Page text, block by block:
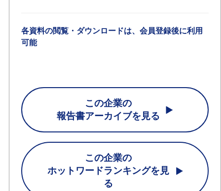
各資料の閲覧・ダウンロードは、会員登録後に利用
可能
この企業の
報告書アーカイブを見る
この企業の
ホットワードランキングを見
る